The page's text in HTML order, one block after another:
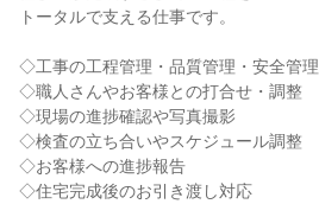
トータルで支える仕事です。
◇工事の工程管理・品質管理・安全管理
◇職人さんやお客様との打合せ・調整
◇現場の進捗確認や写真撮影
◇検査の立ち合いやスケジュール調整
◇お客様への進捗報告
◇住宅完成後のお引き渡し対応